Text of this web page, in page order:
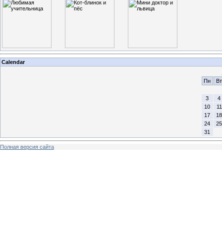
Calendar
Пн
Вт
3
4
10
11
17
18
24
25
31
Полная версия сайта